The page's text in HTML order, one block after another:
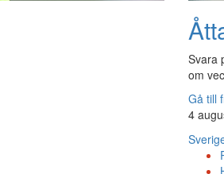
Svara
om
Gå till
4